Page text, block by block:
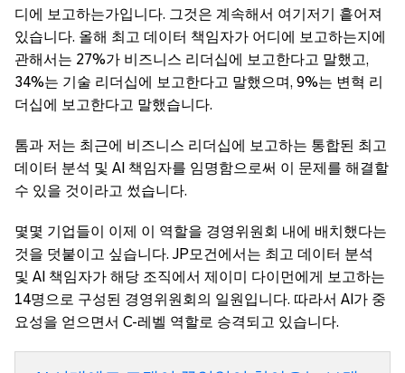
디에 보고하는가입니다. 그것은 계속해서 여기저기 흩어져
있습니다. 올해 최고 데이터 책임자가 어디에 보고하는지에
관해서는 27%가 비즈니스 리더십에 보고한다고 말했고,
34%는 기술 리더십에 보고한다고 말했으며, 9%는 변혁 리
더십에 보고한다고 말했습니다.
톰과 저는 최근에 비즈니스 리더십에 보고하는 통합된 최고
데이터 분석 및 AI 책임자를 임명함으로써 이 문제를 해결할
수 있을 것이라고 썼습니다.
몇몇 기업들이 이제 이 역할을 경영위원회 내에 배치했다는
것을 덧붙이고 싶습니다. JP모건에서는 최고 데이터 분석
및 AI 책임자가 해당 조직에서 제이미 다이먼에게 보고하는
14명으로 구성된 경영위원회의 일원입니다. 따라서 AI가 중
요성을 얻으면서 C-레벨 역할로 승격되고 있습니다.